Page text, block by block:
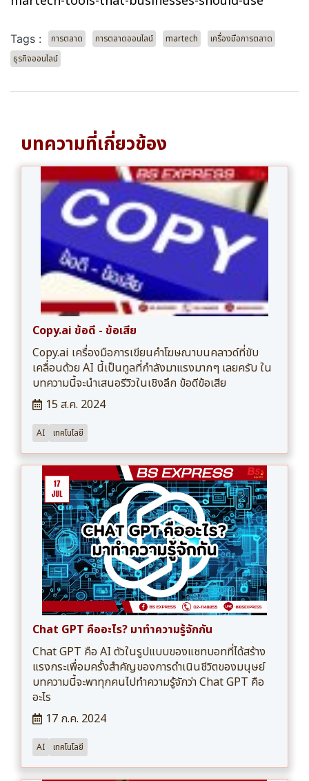
Tags : การตลาด การตลาดออนไลน์ martech
เครื่องมือการตลาด
ธุรกิจออนไลน์
บทความที่เกี่ยวข้อง
Copy.ai ข้อดี - ข้อเสีย
Copy.ai เครื่องมือการเขียนคำโฆษณาบนคลาวด์ที่ขับ
เคลื่อนด้วย AI นี้เป็นทูลที่กำลังมาแรงมากๆ เลยครับ ใน
บทความนี้จะนำเสนอรีวิวในเชิงลึก ข้อดีข้อเสีย
15 ส.ค. 2024
AI เทคโนโลยี
Chat GPT คืออะไร? มาทำความรู้จักกัน
Chat GPT คือ AI ตัวในรูปแบบของแชทบอทที่ได้สร้าง
แรงกระเพื่อมครั้งสำคัญของการดำเนินชีวิตของมนุษย์
บทความนี้จะพาทุกคนไปทำความรู้จักว่า Chat GPT คือ
อะไร
17 ก.ค. 2024
AI เทคโนโลยี